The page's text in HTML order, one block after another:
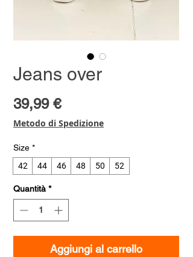
Jeans over
39,99 €Prezzo
Metodo di Spedizione
Size *
42
44 46 48 50 52
Quantità *
Aggiungi al carrello